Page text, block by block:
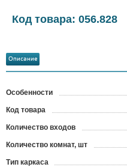
Код товара: 056.828
Описание
Особенности
Код товара
Количество входов
Количество комнат, шт
Тип каркаса